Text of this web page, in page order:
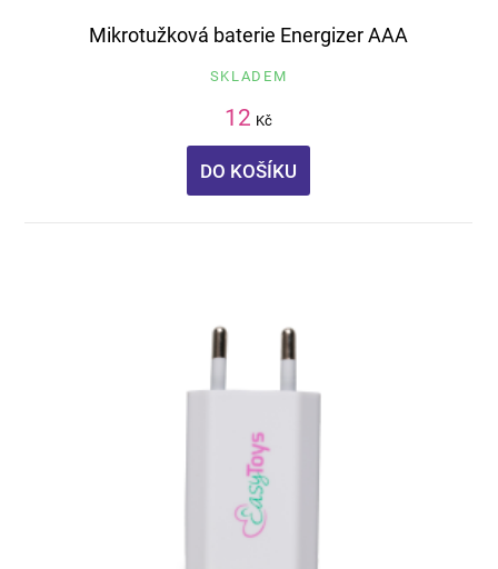
Mikrotužková baterie Energizer AAA
SKLADEM
12 Kč
DO KOŠÍKU